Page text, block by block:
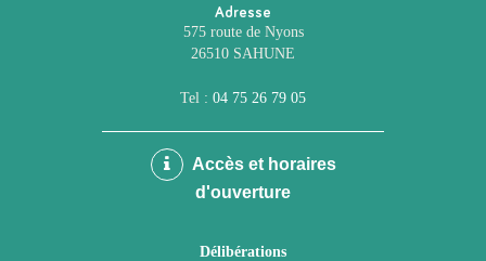
Adresse
575 route de Nyons
26510 SAHUNE
Tel : 04 75 26 79 05
Accès et horaires
d'ouverture
Délibérations